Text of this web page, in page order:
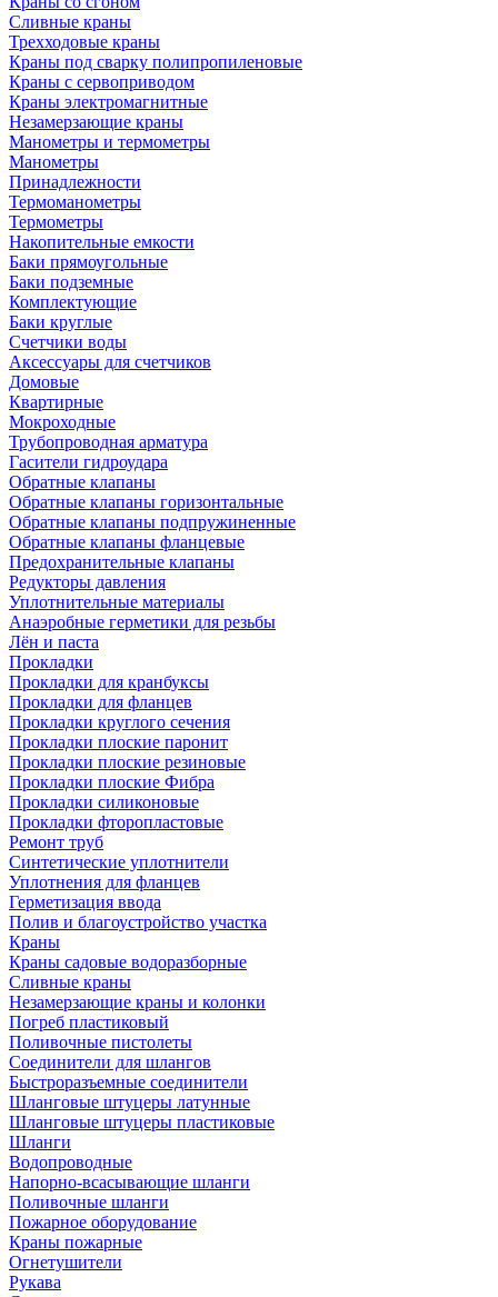
Сливные краны
Трехходовые краны
Краны под сварку полипропиленовые
Краны с сервоприводом
Краны электромагнитные
Незамерзающие краны
Манометры и термометры
Манометры
Принадлежности
Термоманометры
Термометры
Накопительные емкости
Баки прямоугольные
Баки подземные
Комплектующие
Баки круглые
Счетчики воды
Аксессуары для счетчиков
Домовые
Квартирные
Мокроходные
Трубопроводная арматура
Гасители гидроудара
Обратные клапаны
Обратные клапаны горизонтальные
Обратные клапаны подпружиненные
Обратные клапаны фланцевые
Предохранительные клапаны
Редукторы давления
Уплотнительные материалы
Анаэробные герметики для резьбы
Лён и паста
Прокладки
Прокладки для кранбуксы
Прокладки для фланцев
Прокладки круглого сечения
Прокладки плоские паронит
Прокладки плоские резиновые
Прокладки плоские Фибра
Прокладки силиконовые
Прокладки фторопластовые
Ремонт труб
Синтетические уплотнители
Уплотнения для фланцев
Герметизация ввода
Полив и благоустройство участка
Краны
Краны садовые водоразборные
Сливные краны
Незамерзающие краны и колонки
Погреб пластиковый
Поливочные пистолеты
Соединители для шлангов
Быстроразъемные соединители
Шланговые штуцеры латунные
Шланговые штуцеры пластиковые
Шланги
Водопроводные
Напорно-всасывающие шланги
Поливочные шланги
Пожарное оборудование
Краны пожарные
Огнетушители
Рукава